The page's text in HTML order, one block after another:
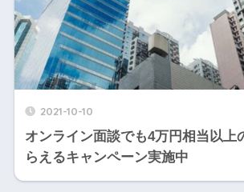
2021-10-10
オンライン面談でも4万円相当以上
らえるキャンペーン実施中